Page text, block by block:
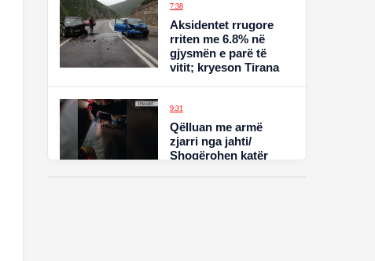
7:38
Aksidentet rrugore
rriten me 6.8% në
gjysmën e parë të
vitit; kryeson Tirana
9:31
Qëlluan me armë
zjarri nga jahti/
Shoqërohen katër